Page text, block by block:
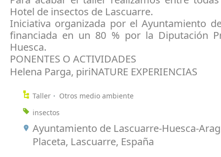
Hotel de insectos de Lascuarre.
Iniciativa organizada por el Ayuntamiento
financiada en un 80 % por la Diputación
Huesca.
PONENTES O ACTIVIDADES
Helena Parga, piriNATURE EXPERIENCIAS
Taller
Otros medio ambiente
insectos
Ayuntamiento de Lascuarre-Huesca-
Placeta, Lascuarre, España